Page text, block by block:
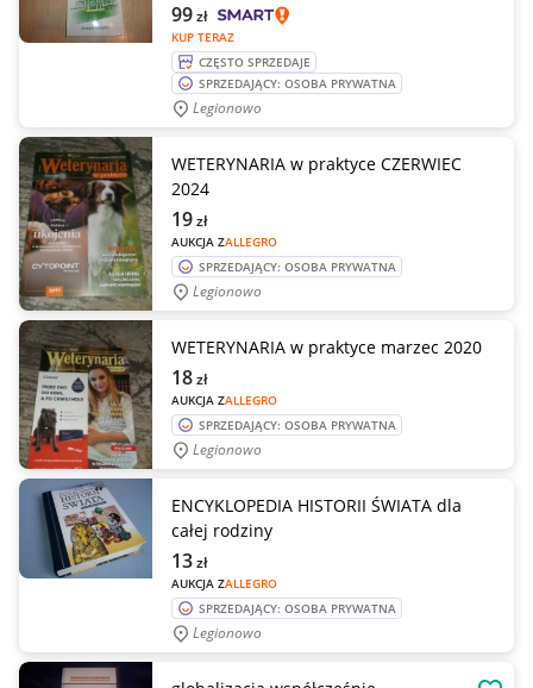
KUP TERAZ
99zł
CZĘSTO SPRZEDAJE
SPRZEDAJĄCY: OSOBA PRYWATNA
Legionowo
WETERYNARIA w praktyce CZERWIEC
2024
AUKCJA ZALLEGRO
19zł
SPRZEDAJĄCY: OSOBA PRYWATNA
Legionowo
WETERYNARIA w praktyce marzec 2020
AUKCJA ZALLEGRO
18zł
SPRZEDAJĄCY: OSOBA PRYWATNA
Legionowo
ENCYKLOPEDIA HISTORII ŚWIATA dla
całej rodziny
AUKCJA ZALLEGRO
13zł
SPRZEDAJĄCY: OSOBA PRYWATNA
Legionowo